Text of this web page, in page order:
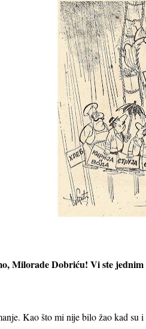
Milorade Dobriću! Vi ste
Kao što mi nije bilo žao kad su